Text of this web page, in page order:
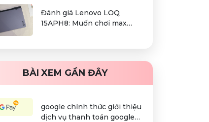
cơm cho người dùng làm đồ
hoạ chuyên nghiệp
Đánh giá Lenovo LOQ
15APH8: Muốn chơi max
BÀI XEM GẦN ĐÂY
google chính thức giới thiệu
dịch vụ thanh toán google